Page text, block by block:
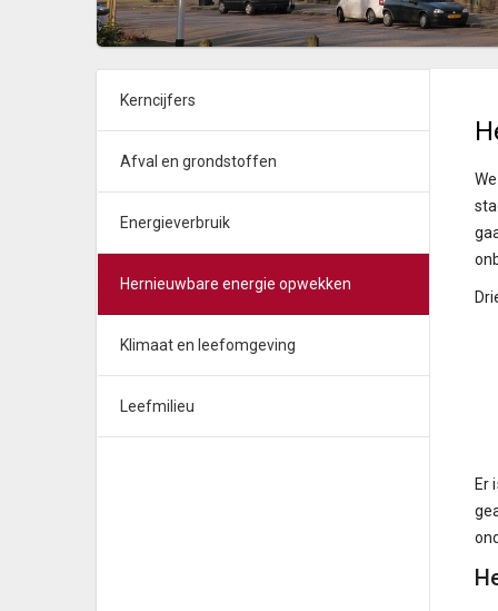
Kerncijfers
Afval en grondstoffen
Energieverbruik
Hernieuwbare energie opwekken
Klimaat en leefomgeving
Leefmilieu
Er